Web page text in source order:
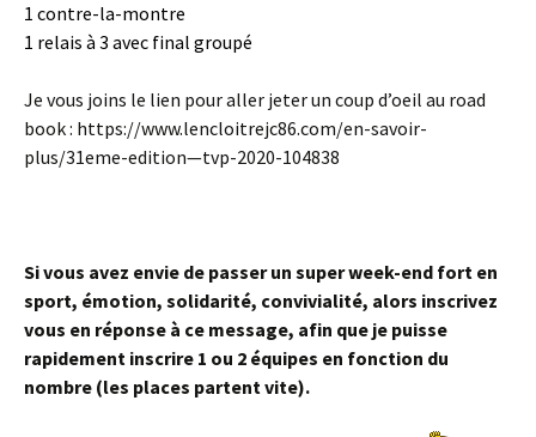
1 contre-la-montre
1 relais à 3 avec final groupé
Je vous joins le lien pour aller jeter un coup d’oeil au road
book : https://www.lencloitrejc86.com/en-savoir-
plus/31eme-edition—tvp-2020-104838
Si vous avez envie de passer un super week-end fort en
sport, émotion, solidarité, convivialité, alors inscrivez
vous en réponse à ce message, afin que je puisse
rapidement inscrire 1 ou 2 équipes en fonction du
nombre (les places partent vite).